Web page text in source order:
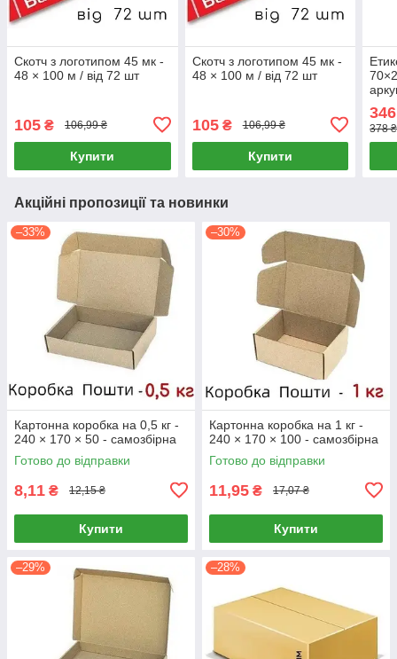
Скотч з логотипом 45 мк -
48 × 100 м / від 72 шт
105 ₴ 106,99 ₴
Купити
Скотч з логотипом 45 мк -
48 × 100 м / від 72 шт
105₴ 106,99 ₴
Купити
346
378
Акційні пропозиції та новинки
–33%
Картонна коробка на 0,5 кг -
240 × 170 × 50 - самозбірна
Готово до відправки
8,11 ₴ 12,15 ₴
Купити
–30%
Картонна коробка на 1 кг -
240 × 170 × 100 - самозбірна
Готово до відправки
11,95 ₴ 17,07 ₴
Купити
–29% –28%